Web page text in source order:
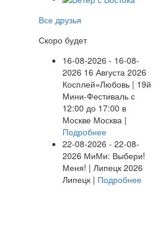
Все друзья
Скоро будет
16-08-2026 - 16-08-
2026 16 Августа 2026
Косплей=Любовь | 19й
Мини-Фестиваль с
12:00 до 17:00 в
Москве Москва |
Подробнее
22-08-2026 - 22-08-
2026 МиМи: Выбери!
Меня! | Липецк 2026
Липецк | Подробнее